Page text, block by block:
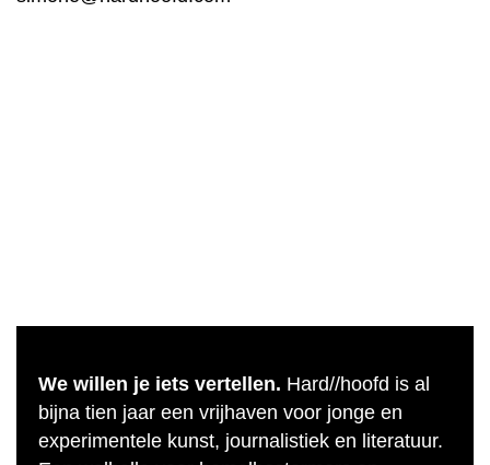
We willen je iets vertellen. Hard//hoofd is al
bijna tien jaar een vrijhaven voor jonge en
experimentele kunst, journalistiek en literatuur.